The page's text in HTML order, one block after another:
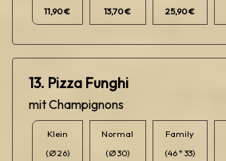
11,90 €
13,70 €
25,90 €
13. Pizza Funghi
mit Champignons
Klein
(Ø 26)
Normal
(Ø 30)
Family
(46 * 33)